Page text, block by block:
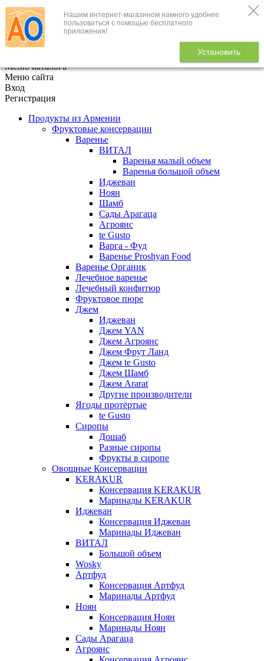
Нашим интернет-магазином намного удобнее
пользоваться с помощью бесплатного
приложения!
Установить
+7 (495) 646-888-1
В корзине
Меню каталога
Меню сайта
Вход
Регистрация
Продукты из Армении
Фруктовые консервации
Варенье
ВИТАЛ
Варенья малый объем
Варенья большой объем
Иджеван
Ноян
Шамб
Сады Арагаца
Агроянс
te Gusto
Варга - Фуд
Варенье Proshyan Food
Варенье Органик
Лечебное варенье
Лечебный конфитюр
Фруктовое пюре
Джем
Иджеван
Джем YAN
Джем Агроянс
Джем Фрут Ланд
Джем te Gusto
Джем Шамб
Джем Ararat
Другие производители
Ягоды протёртые
te Gusto
Сиропы
Дошаб
Разные сиропы
Фрукты в сиропе
Овощные Консервации
KERAKUR
Консервация KERAKUR
Маринады KERAKUR
Иджеван
Консервация Иджеван
Маринады Иджеван
ВИТАЛ
Большой объем
Wosky
Артфуд
Консервация Артфуд
Маринады Артфуд
Ноян
Консервация Ноян
Маринады Ноян
Сады Арагаца
Агроянс